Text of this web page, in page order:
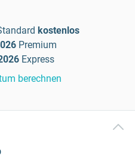
kostenlos
Premium
Express
berechnen